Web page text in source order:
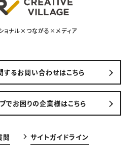
ョナル×つながる×メディア
するお問い合わせはこちら
でお困りの企業様はこちら
問 サイトガイドライン